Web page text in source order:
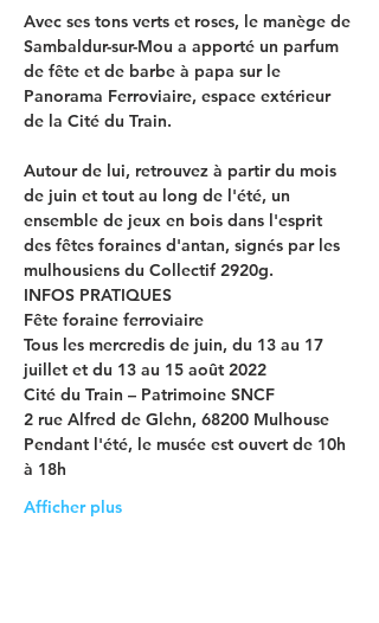
Avec ses tons verts et roses, le manège de
Sambaldur-sur-Mou a apporté un parfum
de fête et de barbe à papa sur le
Panorama Ferroviaire, espace extérieur
Autour de lui, retrouvez à partir du mois
de juin et tout au long de l'été, un
ensemble de jeux en bois dans l'esprit
des fêtes foraines d'antan, signés par les
mulhousiens du Collectif 2920g.
INFOS PRATIQUES
Fête foraine ferroviaire
Tous les mercredis de juin, du 13 au 17
juillet et du 13 au 15 août 2022
Cité du Train – Patrimoine SNCF
2 rue Alfred de Glehn, 68200 Mulhouse
Pendant l'été, le musée est ouvert de 10h
à 18h
Afficher plus